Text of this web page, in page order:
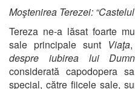
Moştenirea Terezei:
Tereza ne-a lăsat foarte
sale principale sunt Viaţa,
despre iubirea lui
considerată capodopera
special, către fiicele sale,